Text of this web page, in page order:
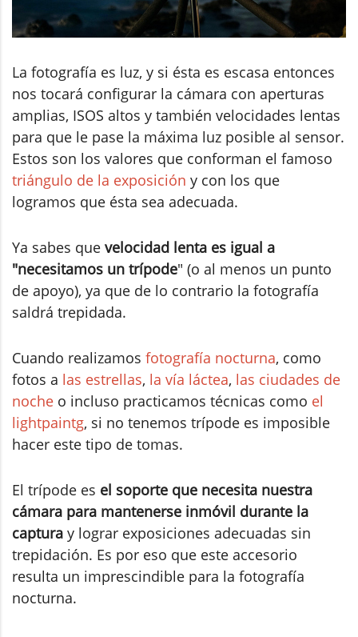
La fotografía es luz, y si ésta es escasa entonces
nos tocará configurar la cámara con aperturas
amplias, ISOS altos y también velocidades lentas
para que le pase la máxima luz posible al sensor.
Estos son los valores que conforman el famoso
triángulo de la exposición y con los que
logramos que ésta sea adecuada.
Ya sabes que velocidad lenta es igual a
"necesitamos un trípode" (o al menos un punto
de apoyo), ya que de lo contrario la fotografía
saldrá trepidada.
Cuando realizamos fotografía nocturna, como
fotos a las estrellas, la vía láctea, las ciudades de
noche o incluso practicamos técnicas como el
lightpaintg, si no tenemos trípode es imposible
hacer este tipo de tomas.
El trípode es el soporte que necesita nuestra
cámara para mantenerse inmóvil durante la
captura y lograr exposiciones adecuadas sin
trepidación. Es por eso que este accesorio
resulta un imprescindible para la fotografía
nocturna.